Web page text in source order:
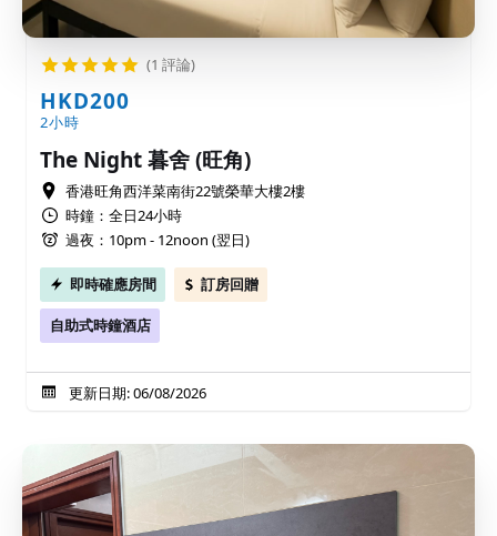
(1 評論)
HKD200
2小時
The Night 暮舍 (旺角)
香港旺角西洋菜南街22號榮華大樓2樓
時鐘：全日24小時
過夜：10pm - 12noon (翌日)
即時確應房間 訂房回贈
自助式時鐘酒店
更新日期: 06/08/2026